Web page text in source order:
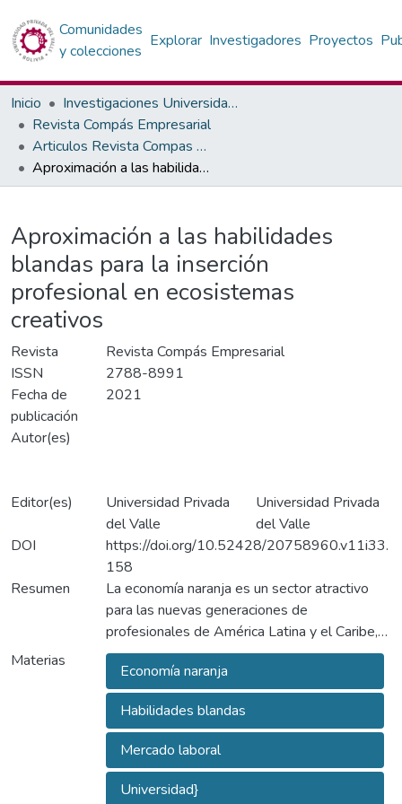
Comunidades
y colecciones
Explorar Investigadores Proyectos
Inicio
Investigaciones Universidad Privada del Valle
Revista Compás Empresarial
Articulos Revista Compas Empresarial
Aproximación a las habilidades blandas para la inserción profesional en ecosistemas creativos
Aproximación a las habilidades
blandas para la inserción
profesional en ecosistemas
creativos
Revista
Revista Compás Empresarial
ISSN
2788-8991
Fecha de
publicación
2021
Autor(es)
Editor(es)
Universidad Privada
del Valle
Universidad Privada
del Valle
DOI
https://doi.org/10.52428/20758960.v11i33.
158
Resumen
La economía naranja es un sector atractivo
para las nuevas generaciones de
profesionales de América Latina y el Caribe,
pues en los últimos 5 años ha generado cada
vez más oportunidades laborales e ingresos a
los países de la región. Diferentes estudios
reportan la brecha entre las necesidades del
mercado laboral y las habilidades que
desarrollan los profesionales que buscan
insertarse en el mismo. Los mismos indican
Materias
Economía naranja
Habilidades blandas
Mercado laboral
Universidad}